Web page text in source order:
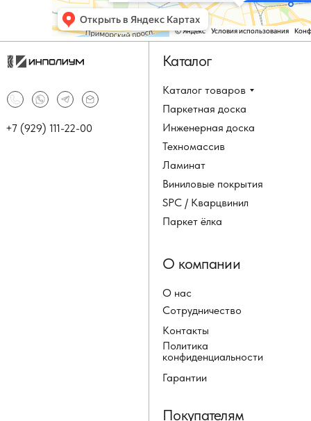
Каталог товаров
Паркетная доска
Инженерная доска
Техномассив
+7 (929) 111-22-00
Каталог
Ламинат
Виниловые покрытия
SPC / Кварцвинил
Паркет ёлка
О нас
Сотрудничество
Контакты
Политика
конфиденциальности
О компании
Покупателям
Гарантии